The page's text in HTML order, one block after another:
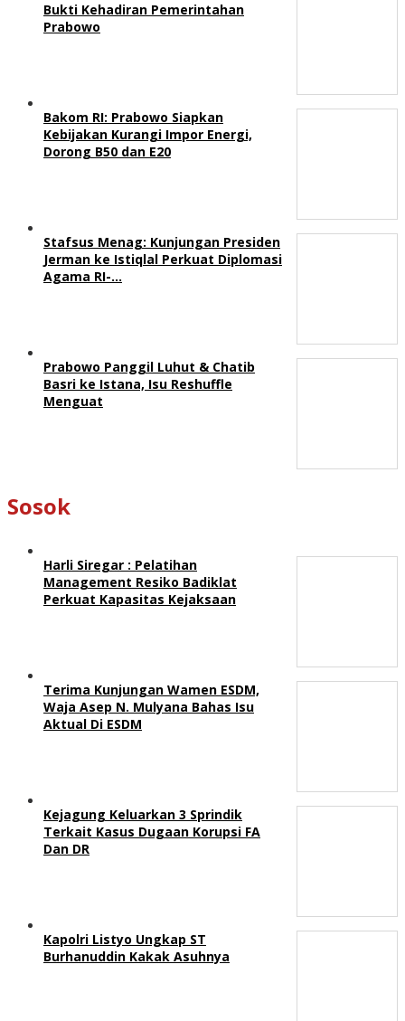
Bukti Kehadiran Pemerintahan
Prabowo
Bakom RI: Prabowo Siapkan
Kebijakan Kurangi Impor Energi,
Dorong B50 dan E20
Stafsus Menag: Kunjungan Presiden
Jerman ke Istiqlal Perkuat Diplomasi
Agama RI-…
Prabowo Panggil Luhut & Chatib
Basri ke Istana, Isu Reshuffle
Menguat
Sosok
Harli Siregar : Pelatihan
Management Resiko Badiklat
Perkuat Kapasitas Kejaksaan
Terima Kunjungan Wamen ESDM,
Waja Asep N. Mulyana Bahas Isu
Aktual Di ESDM
Kejagung Keluarkan 3 Sprindik
Terkait Kasus Dugaan Korupsi FA
Dan DR
Kapolri Listyo Ungkap ST
Burhanuddin Kakak Asuhnya